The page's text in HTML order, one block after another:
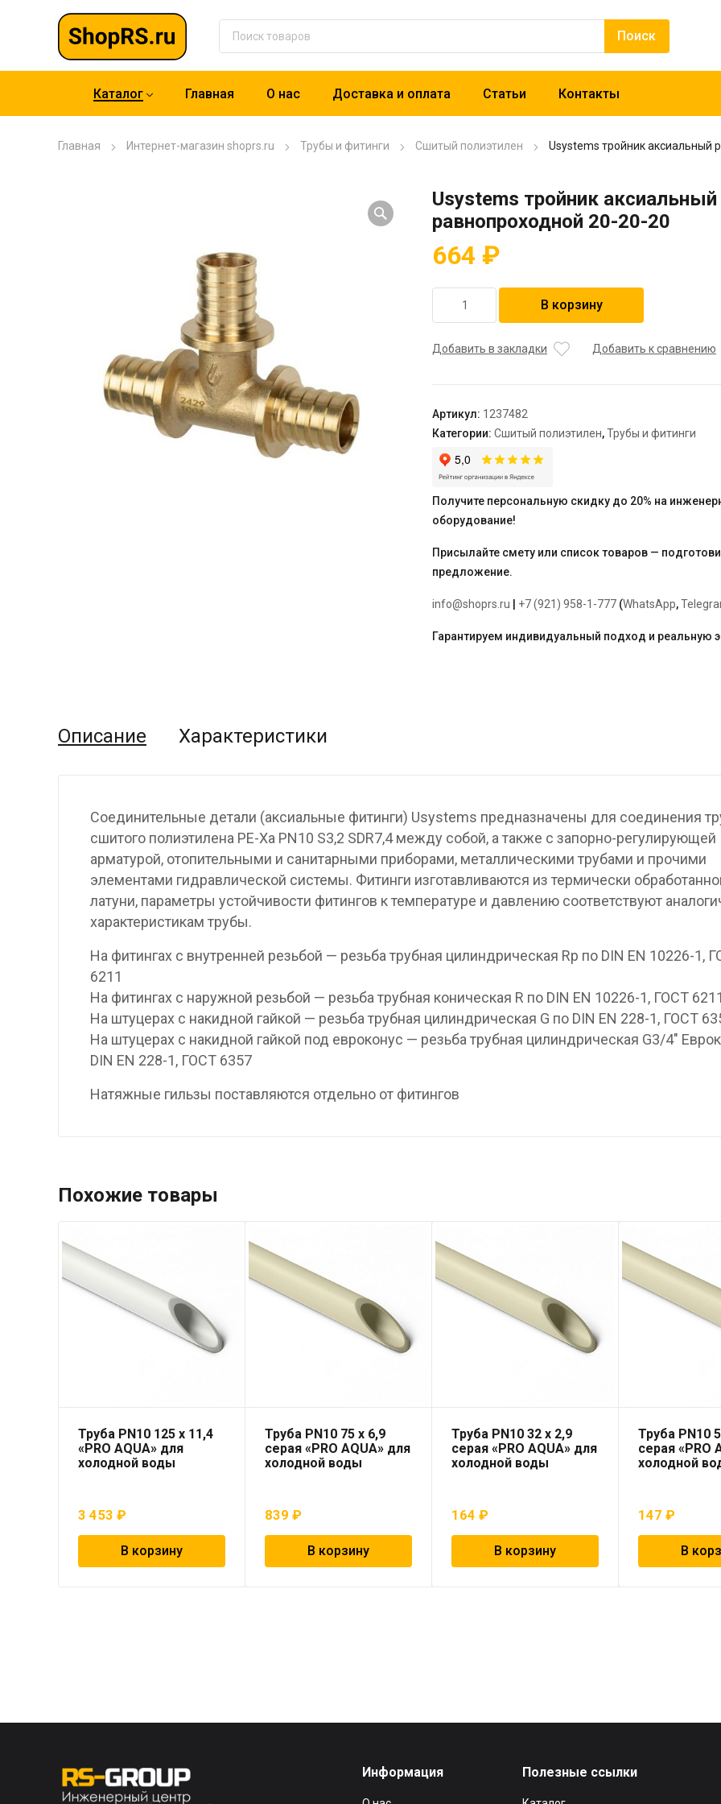
Каталог Главная О нас Доставка и оплата Статьи Контакты
Главная Интернет-магазин shoprs.ru Трубы и фитинги Сшитый полиэтилен Usystems тройник аксиальный
Usystems тройник аксиальный
равнопроходной 20-20-20
664 ₽
товара
тройник
20-
20
В корзину
Добавить в закладки Добавить к сравнению
Артикул: 1237482
Категории: Сшитый полиэтилен,Трубы и фитинги
Получите персональную скидку до 20% на
оборудование!
Присылайте смету или список товаров —
предложение.
info@shoprs.ru +7 (921) 958-1-777 (WhatsApp,
Гарантируем индивидуальный подход и реальную
Описание Характеристики
Соединительные детали (аксиальные фитинги) Usystems предназначены для соединения
сшитого полиэтилена PE-Xa PN10 S3,2 SDR7,4 между собой, а также с запорно-регулирующей
арматурой, отопительными и санитарными приборами, металлическими трубами и прочими
элементами гидравлической системы. Фитинги изготавливаются из термически
латуни, параметры устойчивости фитингов к температуре и давлению соответствуют
характеристикам трубы.
На фитингах с внутренней резьбой — резьба трубная цилиндрическая Rp по DIN EN 10226-1,
6211
На фитингах с наружной резьбой — резьба трубная коническая R по DIN EN 10226-1, ГОСТ 6211
На штуцерах с накидной гайкой — резьба трубная цилиндрическая G по DIN EN 228-1, ГОСТ
На штуцерах с накидной гайкой под евроконус — резьба трубная цилиндрическая G3/4″
DIN EN 228-1, ГОСТ 6357
Натяжные гильзы поставляются отдельно от фитингов
Похожие товары
Труба PN10 125 x 11,4
«PRO AQUA» для
холодной воды
3 453 ₽
В корзину
Труба PN10 75 x 6,9
серая «PRO AQUA» для
холодной воды
839₽
В корзину
Труба PN10 32 x 2,9
серая «PRO AQUA» для
холодной воды
164₽
В корзину
Труба PN10
серая «PRO
холодной
147₽
В
Информация Полезные ссылки